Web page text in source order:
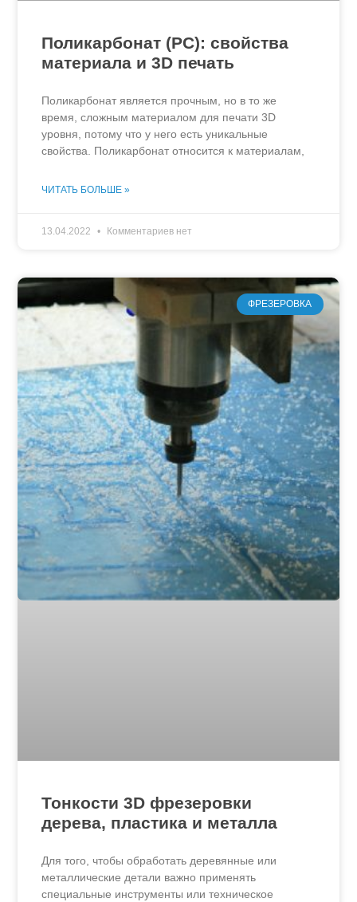
Поликарбонат (PC): свойства
материала и 3D печать
Поликарбонат является прочным, но в то же
время, сложным материалом для печати 3D
уровня, потому что у него есть уникальные
свойства. Поликарбонат относится к материалам,
ЧИТАТЬ БОЛЬШЕ »
13.04.2022 Комментариев нет
ФРЕЗЕРОВКА
Тонкости 3D фрезеровки
дерева, пластика и металла
Для того, чтобы обработать деревянные или
металлические детали важно применять
специальные инструменты или техническое